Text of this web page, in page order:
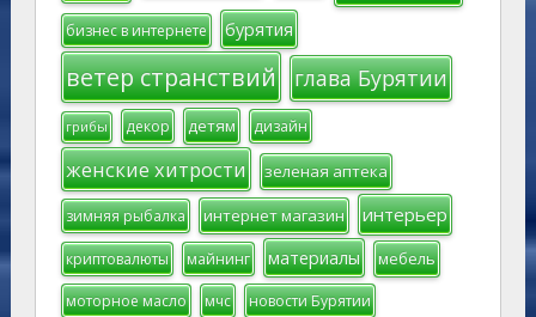
бизнес в интернете бурятия
ветер странствий глава Бурятии
грибы декор детям дизайн
женские хитрости зеленая аптека
зимняя рыбалка интернет магазин интерьер
криптовалюты майнинг материалы мебель
моторное масло мчс новости Бурятии